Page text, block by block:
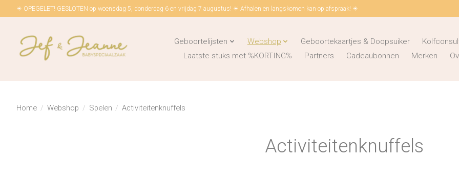
☀ OPEGELET! GESLOTEN op woensdag 5, donderdag 6 en vrijdag 7 augustus! ☀ Afhalen en langskomen kan op afspraak! ☀
Geboortelijsten Webshop Geboortekaartjes & Doopsuiker
Laatste stuks met %KORTING%
Partners Cadeaubonnen Merken
Home / Webshop / Spelen / Activiteitenknuffels
Activiteitenknuffels